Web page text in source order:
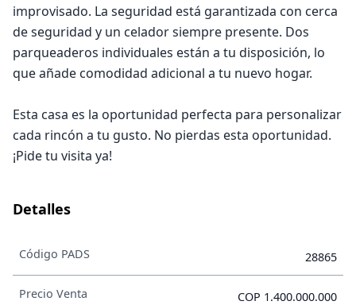
improvisado. La seguridad está garantizada con cerca
de seguridad y un celador siempre presente. Dos
parqueaderos individuales están a tu disposición, lo
que añade comodidad adicional a tu nuevo hogar.
Esta casa es la oportunidad perfecta para personalizar
cada rincón a tu gusto. No pierdas esta oportunidad.
¡Pide tu visita ya!
Detalles
Código PADS 28865
Precio Venta COP 1.400.000.000